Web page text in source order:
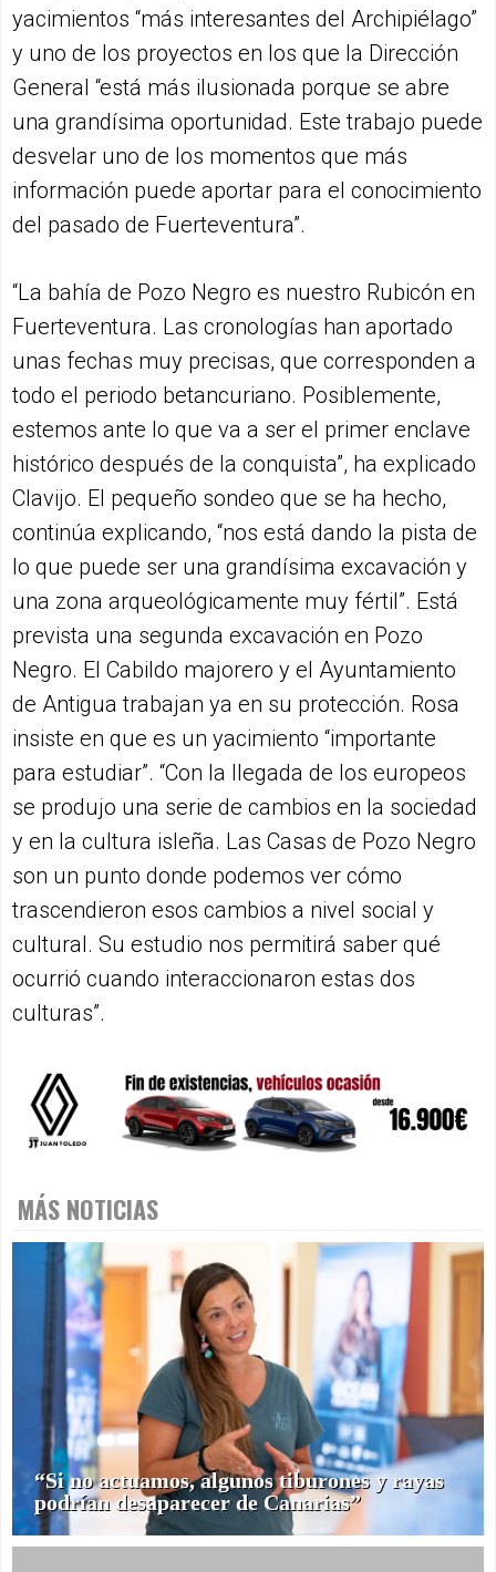
yacimientos “más interesantes del Archipiélago”
y uno de los proyectos en los que la Dirección
General “está más ilusionada porque se abre
una grandísima oportunidad. Este trabajo puede
desvelar uno de los momentos que más
información puede aportar para el conocimiento
del pasado de Fuerteventura”.
“La bahía de Pozo Negro es nuestro Rubicón en
Fuerteventura. Las cronologías han aportado
unas fechas muy precisas, que corresponden a
todo el periodo betancuriano. Posiblemente,
estemos ante lo que va a ser el primer enclave
histórico después de la conquista”, ha explicado
Clavijo. El pequeño sondeo que se ha hecho,
continúa explicando, “nos está dando la pista de
lo que puede ser una grandísima excavación y
una zona arqueológicamente muy fértil”. Está
prevista una segunda excavación en Pozo
Negro. El Cabildo majorero y el Ayuntamiento
de Antigua trabajan ya en su protección. Rosa
insiste en que es un yacimiento “importante
para estudiar”. “Con la llegada de los europeos
se produjo una serie de cambios en la sociedad
y en la cultura isleña. Las Casas de Pozo Negro
son un punto donde podemos ver cómo
trascendieron esos cambios a nivel social y
cultural. Su estudio nos permitirá saber qué
ocurrió cuando interaccionaron estas dos
culturas”.
MÁS NOTICIAS
“Si no actuamos, algunos tiburones y rayas
podrían desaparecer de Canarias”